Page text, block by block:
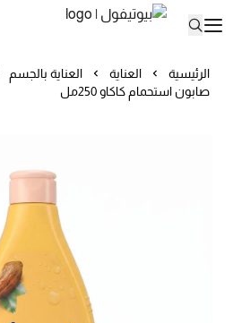
الرئيسية العناية العناية بالجسم
صابون استحمام كاكاو 250مل